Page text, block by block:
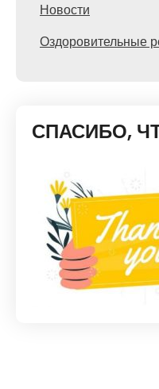
Новости
Оздоровительные
СПАСИБО,